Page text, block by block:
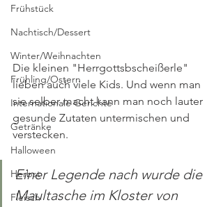
Frühstück
Nachtisch/Dessert
Winter/Weihnachten
Frühling/Ostern
Internationale Gerichte
Getränke
Halloween
Herbst
Fleisch
Die kleinen "Herrgottsbscheißerle"
lieben auch viele Kids. Und wenn man
sie selber macht kann man noch lauter
gesunde Zutaten untermischen und
verstecken.
Einer Legende nach wurde die
Maultasche im Kloster von